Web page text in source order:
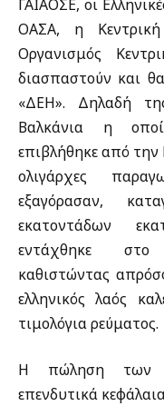
ΓΑΙΑΟΣΕ, οι
ΟΑΣΑ, η
Οργανισμός
διασπαστούν και
«ΔΕΗ». Δηλαδή
Βαλκάνια η
επιβλήθηκε από την
ολιγάρχες
εξαγόρασαν,
εκατοντάδων
εντάχθηκε στο
καθιστώντας
ελληνικός λαός
τιμολόγια ρεύματος.
Η πώληση των
επενδυτικά